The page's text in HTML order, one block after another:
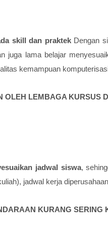
skill dan praktek Dengan
juga lama belajar
kemampuan
OLEH LEMBAGA KURSUS
jadwal siswa,
jadwal kerja
KURANG SERING